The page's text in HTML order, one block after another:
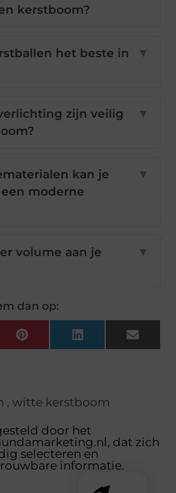
kerstboom?
het beste in
▼
zijn veilig
▼
kan je
moderne
▼
volume aan je
▼
dan op:
PinterestLinkedInEmail
,witte kerstboom
door het
dat zich
selecteren en
informatie.